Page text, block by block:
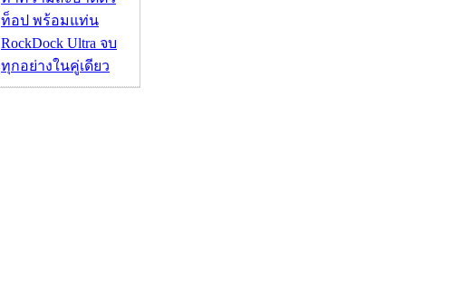
ท็อป พร้อมแท่น
RockDock Ultra จบ
ทุกอย่างในคู่เดียว